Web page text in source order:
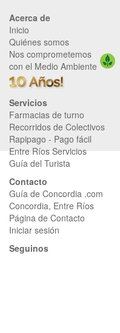
Acerca de
Inicio
Quiénes somos
Nos comprometemos
con el Medio Ambiente
Servicios
Farmacias de turno
Recorridos de Colectivos
Rapipago - Pago fácil
Entre Ríos Servicios
Guía del Turista
Contacto
Guía de Concordia .com
Concordia, Entre Ríos
Página de Contacto
Iniciar sesión
Seguinos